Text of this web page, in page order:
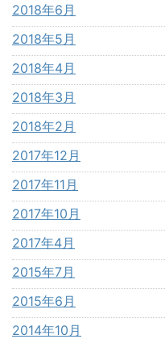
2018年6月
2018年5月
2018年4月
2018年3月
2018年2月
2017年12月
2017年11月
2017年10月
2017年4月
2015年7月
2015年6月
2014年10月